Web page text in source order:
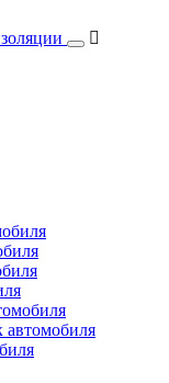
автомобиля